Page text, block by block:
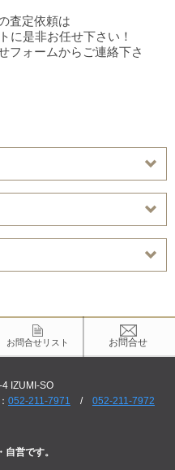
査定依頼は
に是非お任せ下さい！
フォームからご連絡下さ
お問合せリスト お問合せ
IZUMI-SO
052-211-7971 / 052-211-7972
営です。